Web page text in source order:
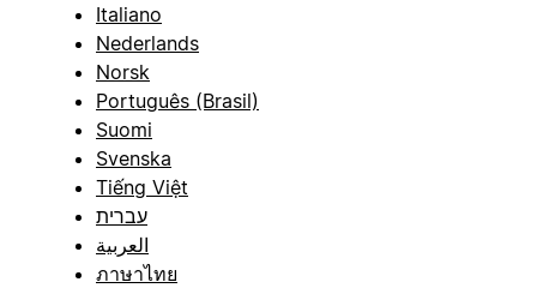
Italiano
Nederlands
Norsk
Português (Brasil)
Suomi
Svenska
Tiếng Việt
עברית
العربية
ภาษาไทย